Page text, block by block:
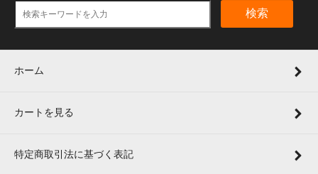
検索
ホーム
カートを見る
特定商取引法に基づく表記